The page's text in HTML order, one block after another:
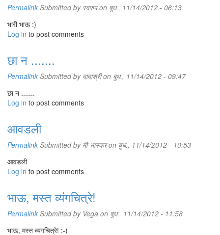
Permalink Submitted by स्वरुपon बुध., 11/14/2012 - 06:13
भारी भाऊ :)
Log in to post comments
छा न .......
Permalink Submitted by दादाश्रीon बुध., 11/14/2012 - 09:47
छा न .......
Log in to post comments
आवडली
Permalink Submitted by मी-भास्करon बुध., 11/14/2012 - 10:53
आवडली
Log in to post comments
भाऊ, मस्त व्यंगचित्रे!
Permalink Submitted by Vega on बुध., 11/14/2012 - 11:58
भाऊ, मस्त व्यंगचित्रे! :-)